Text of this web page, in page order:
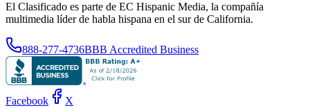
El Clasificado es parte de EC Hispanic Media, la compañía
multimedia líder de habla hispana en el sur de California.
888-277-4736BBB Accredited Business
Facebook X